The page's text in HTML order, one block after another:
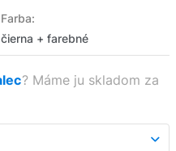
Farba:
čierna + farebné
? Máme ju skladom za